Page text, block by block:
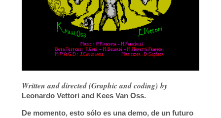
Written and directed (Graphic and coding) by
Leonardo Vettori and Kees Van Oss.
De momento, esto sólo es unademo, de un futuro